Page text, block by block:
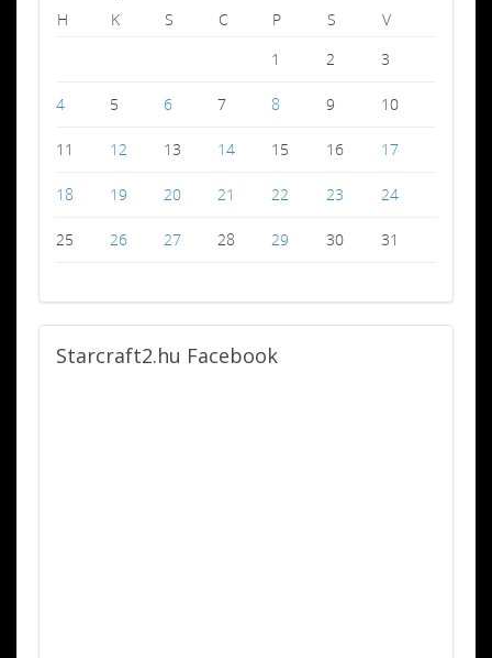
H
K S C P S
V
1
2 3
4 5 6 7 8 9 10
11 12 13 14 15 16 17
18 19 20 21 22 23 24
25 26 27 28 29 30 31
Starcraft2.hu Facebook